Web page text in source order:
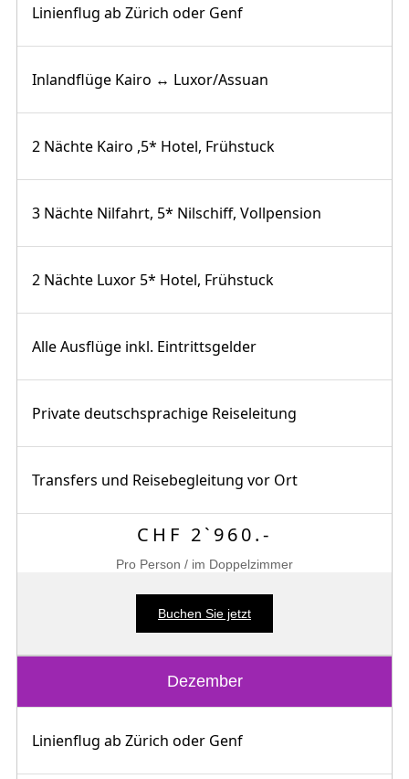
Linienflug ab Zürich oder Genf
Inlandflüge Kairo ↔ Luxor/Assuan
2 Nächte Kairo ,5* Hotel, Frühstuck
3 Nächte Nilfahrt, 5* Nilschiff, Vollpension
2 Nächte Luxor 5* Hotel, Frühstuck
Alle Ausflüge inkl. Eintrittsgelder
Private deutschsprachige Reiseleitung
Transfers und Reisebegleitung vor Ort
CHF 2`960.-
Pro Person / im Doppelzimmer
Buchen Sie jetzt
Dezember
Linienflug ab Zürich oder Genf